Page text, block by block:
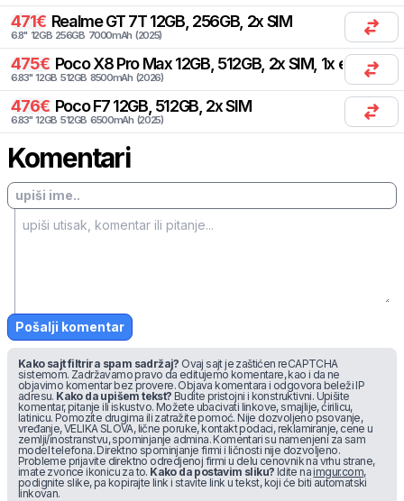
471€ Realme GT 7T 12GB, 256GB, 2x SIM
6.8" 12GB 256GB 7000mAh (2025)
475€ Poco X8 Pro Max 12GB, 512GB, 2x SIM, 1x eSIM
6.83" 12GB 512GB 8500mAh (2026)
476€ Poco F7 12GB, 512GB, 2x SIM
6.83" 12GB 512GB 6500mAh (2025)
Komentari
Pošalji komentar
Kako sajt filtrira spam sadržaj? Ovaj sajt je zaštićen reCAPTCHA
sistemom. Zadržavamo pravo da editujemo komentare, kao i da ne
objavimo komentar bez provere. Objava komentara i odgovora beleži IP
adresu. Kako da upišem tekst? Budite pristojni i konstruktivni. Upišite
komentar, pitanje ili iskustvo. Možete ubacivati linkove, smajlije, ćirilicu,
latinicu. Pomozite drugima ili zatražite pomoć. Nije dozvoljeno psovanje,
vređanje, VELIKA SLOVA, lične poruke, kontakt podaci, reklamiranje, cene u
zemlji/inostranstvu, spominjanje admina. Komentari su namenjeni za sam
model telefona. Direktno spominjanje firmi i ličnosti nije dozvoljeno.
Probleme prijavite direktno odredjenoj firmi u delu cenovnik na vrhu strane,
imate zvonce ikonicu za to. Kako da postavim sliku? Idite na imgur.com,
podignite slike, pa kopirajte link i stavite link u tekst, koji će biti automatski
linkovan.